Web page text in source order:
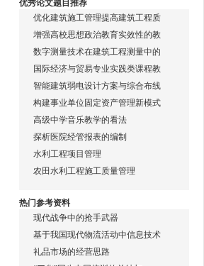
优秀论文题目推荐
优化建筑施工管理提高建筑工程质
增强高校思想政治教育实效性的教
数字测量技术在建筑工程测量中的
国际经济与贸易专业实践类课程教
智能建筑弱电设计方案与综合布线
构建事业单位固定资产管理新模式
高级中学音乐教学的看法
探析医院经管报表的编制
水利工程项目管理
农田水利工程施工质量管理
热门参考资料
现代战争中的抢手武器
基于我国现代物流活动中信息技术
礼品市场的经营思路